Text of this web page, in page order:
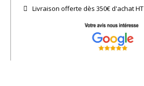
Livraison offerte dès 350€ d'achat​ HT